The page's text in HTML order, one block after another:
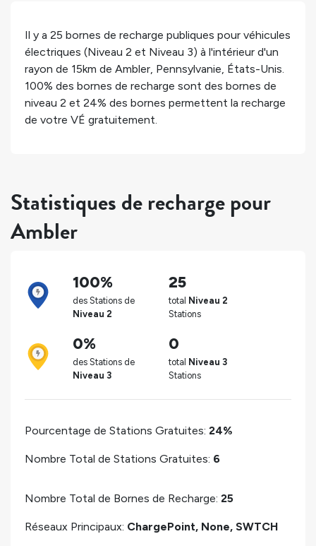
Il y a 25 bornes de recharge publiques pour véhicules
électriques (Niveau 2 et Niveau 3) à l'intérieur d'un
rayon de 15km de Ambler, Pennsylvanie, États-Unis.
100% des bornes de recharge sont des bornes de
niveau 2 et 24% des bornes permettent la recharge
de votre VÉ gratuitement.
Statistiques de recharge pour
Ambler
100%
des Stations de
Niveau 2
25
total Niveau 2
Stations
0%
des Stations de
Niveau 3
0
total Niveau 3
Stations
Pourcentage de Stations Gratuites: 24%
Nombre Total de Stations Gratuites: 6
Nombre Total de Bornes de Recharge: 25
Réseaux Principaux: ChargePoint, None, SWTCH